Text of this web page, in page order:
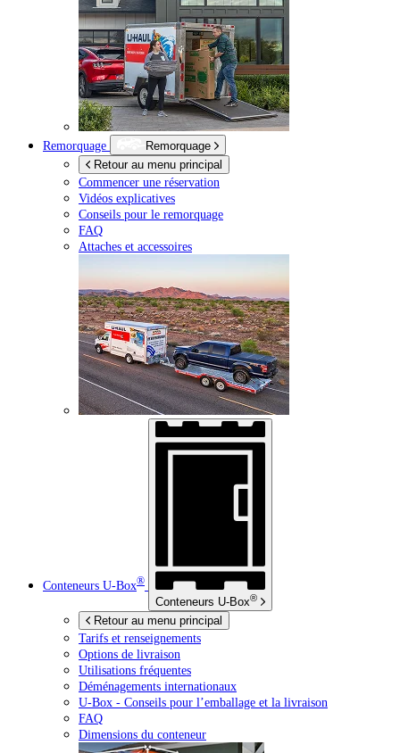
Remorquage
Remorquage
Retour au menu principal
Commencer une réservation
Vidéos explicatives
Conseils pour le remorquage
FAQ
Attaches et accessoires
Conteneurs U-Box®
Conteneurs U-Box®
Retour au menu principal
Tarifs et renseignements
Options de livraison
Utilisations fréquentes
Déménagements internationaux
U-Box - Conseils pour l’emballage et la livraison
FAQ
Dimensions du conteneur